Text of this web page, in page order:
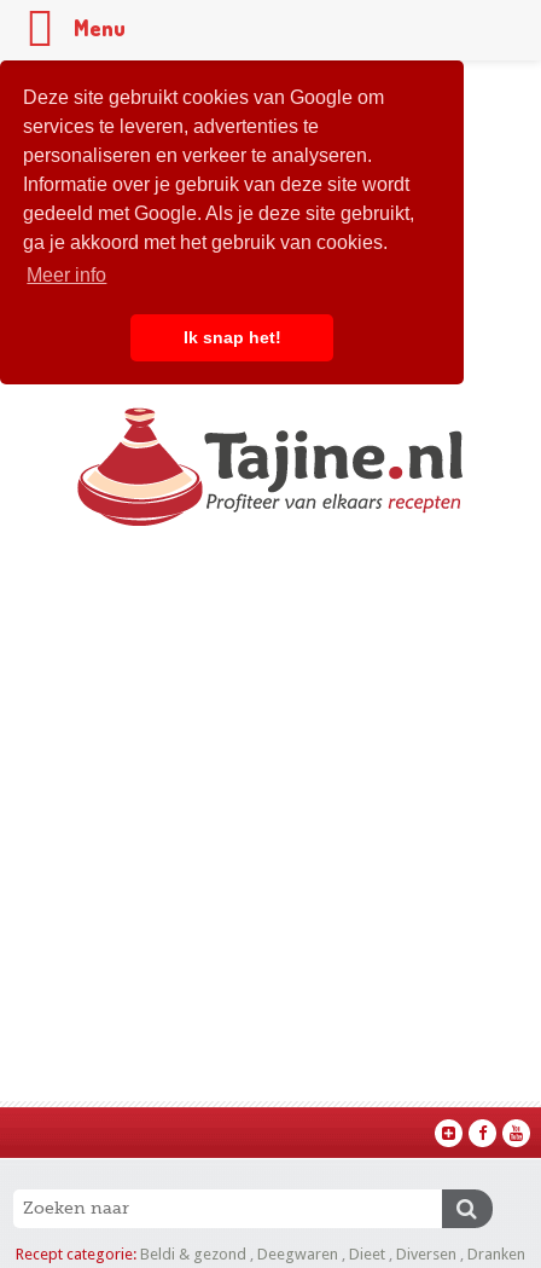
Deze site gebruikt cookies van Google om
services te leveren, advertenties te
personaliseren en verkeer te analyseren.
Informatie over je gebruik van deze site wordt
gedeeld met Google. Als je deze site gebruikt,
ga je akkoord met het gebruik van cookies.
Meer info
Ik snap het!
Recept categorie: Beldi & gezond , Deegwaren , Dieet , Diversen , Dranken
Menu